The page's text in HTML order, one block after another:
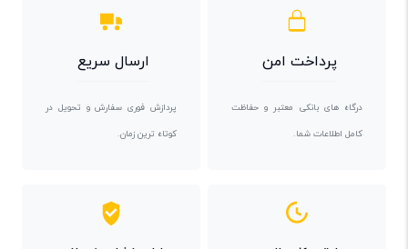
پرداخت امن
درگاه های بانکی معتبر و حفاظت
کامل اطلاعات شما.
ارسال سریع
پردازش فوری سفارش و تحویل در
کوتاه ترین زمان.